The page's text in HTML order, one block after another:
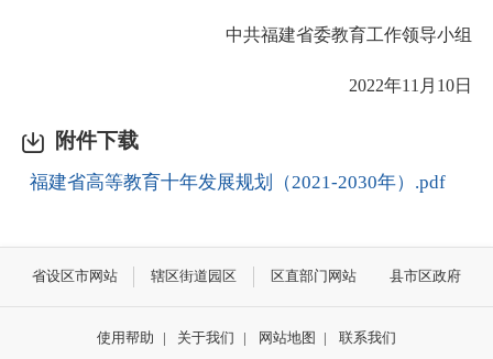
中共福建省委教育工作领导小组
2022年11月10日
附件下载
福建省高等教育十年发展规划（2021-2030年）.pdf
省设区市网站 辖区街道园区 区直部门网站 县市区政府
使用帮助 | 关于我们 | 网站地图 |
联系我们